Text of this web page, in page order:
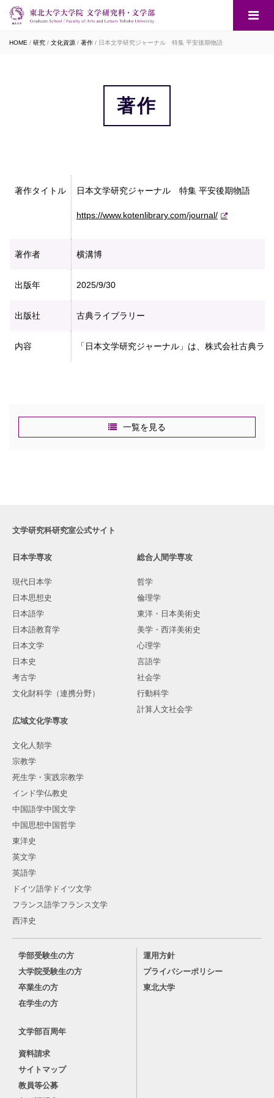
HOME 研究 文化資源 著作 日本文学研究ジャーナル 特集 平安後期物語
著作
著作タイトル 日本文学研究ジャーナル 特集 平安後期物語
https://www.kotenlibrary.com/journal/
著作者 横溝博
出版年 2025/9/30
出版社 古典ライブラリー
内容 「日本文学研究ジャーナル」は、株式会社古典
一覧を見る
文学研究科研究室公式サイト
日本学専攻
現代日本学
日本思想史
日本語学
日本語教育学
日本文学
日本史
考古学
文化財科学（連携分野）
総合人間学専攻
哲学
倫理学
東洋・日本美術史
美学・西洋美術史
心理学
言語学
社会学
行動科学
計算人文社会学
広域文化学専攻
文化人類学
宗教学
死生学・実践宗教学
インド学仏教史
中国語学中国文学
中国思想中国哲学
東洋史
英文学
英語学
ドイツ語学ドイツ文学
フランス語学フランス文学
西洋史
学部受験生の方
大学院受験生の方
卒業生の方
在学生の方
文学部百周年
資料請求
サイトマップ
教員等公募
運用方針
プライバシーポリシー
東北大学